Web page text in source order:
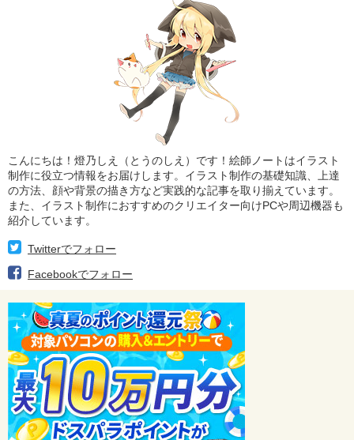
こんにちは！燈乃しえ（とうのしえ）です！絵師ノートはイラスト
制作に役立つ情報をお届けします。イラスト制作の基礎知識、上達
の方法、顔や背景の描き方など実践的な記事を取り揃えています。
また、イラスト制作におすすめのクリエイター向けPCや周辺機器も
紹介しています。
Twitterでフォロー
Facebookでフォロー